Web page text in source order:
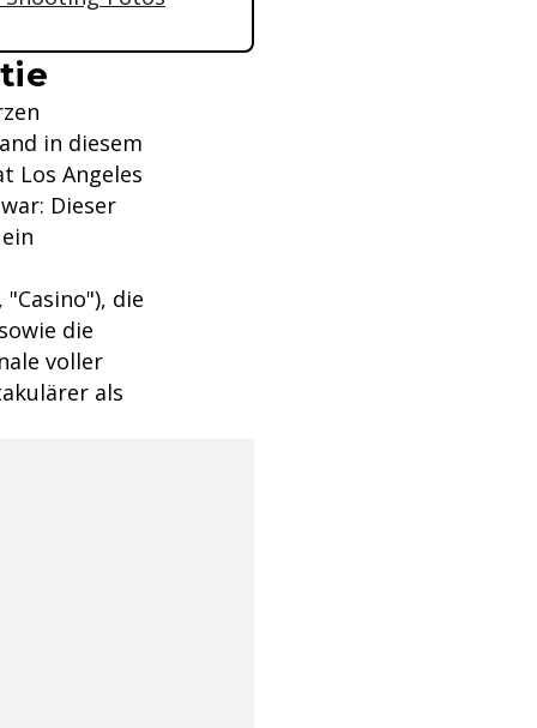
in diesem
Los Angeles
Dieser
die
die
voller
als